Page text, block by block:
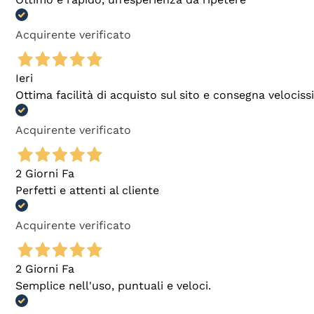
Acquirente verificato
Ieri
Ottima facilità di acquisto sul sito e consegna
Acquirente verificato
2 Giorni Fa
Perfetti e attenti al cliente
Acquirente verificato
2 Giorni Fa
Semplice nell'uso, puntuali e veloci.